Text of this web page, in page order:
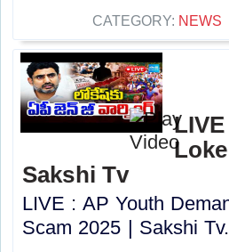
CATEGORY: NEWS
Sakshi Tv
LIVE : AP Youth
Scam 2025 | Sakshi